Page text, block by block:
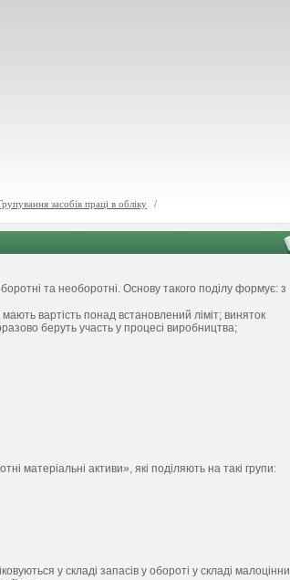
засобів праці в обліку /
та необоротні. Основу такого поділу формує: з
вартість понад встановлений ліміт; виняток
беруть участь у процесі виробництва;
матеріальні активи», які поділяють на такі групи:
у складі запасів у обороті у складі